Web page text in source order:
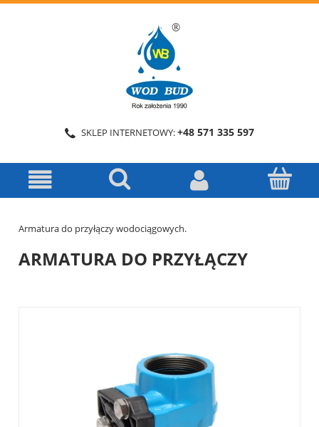
SKLEP INTERNETOWY:+48 571 335 597
Armatura do przyłączy wodociągowych.
ARMATURA DO PRZYŁĄCZY